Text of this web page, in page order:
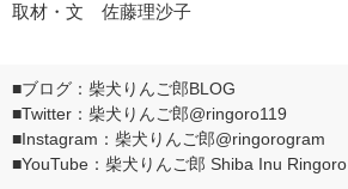
取材・文 佐藤理沙子
■ブログ： 柴犬りんご郎BLOG
■Twitter：柴犬りんご郎@ringoro119
■Instagram：柴犬りんご郎@ringorogram
■YouTube： 柴犬りんご郎 Shiba Inu Ringoro